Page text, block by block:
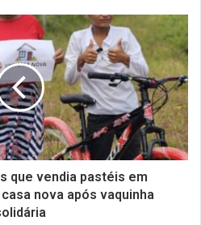
que vendia pastéis em
nova após vaquinha